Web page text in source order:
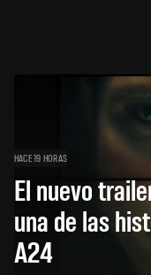
HACE 19 HORAS
El nuevo
una de las
A24